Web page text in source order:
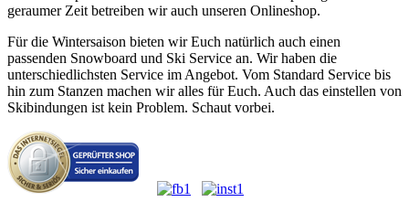
geraumer Zeit betreiben wir auch unseren Onlineshop.
Für die Wintersaison bieten wir Euch natürlich auch einen
passenden Snowboard und Ski Service an. Wir haben die
unterschiedlichsten Service im Angebot. Vom Standard Service bis
hin zum Stanzen machen wir alles für Euch. Auch das einstellen von
Skibindungen ist kein Problem. Schaut vorbei.